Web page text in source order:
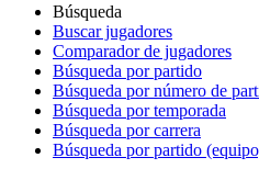
Búsqueda
Buscar jugadores
Comparador de jugadores
Búsqueda por partido
Búsqueda por número de
Búsqueda por temporada
Búsqueda por carrera
Búsqueda por partido